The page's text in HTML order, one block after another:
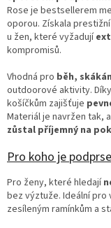
Rose je bestsellerem
oporou. Získala
u žen, které vyžadují
kompromisů.
Vhodná pro běh,
outdoorové aktivity.
košíčkům zajišťuje
Materiál je navržen tak,
zůstal příjemný na
Pro koho je
Pro ženy, které hledají
bez výztuže. Ideální
zesíleným ramínkům a